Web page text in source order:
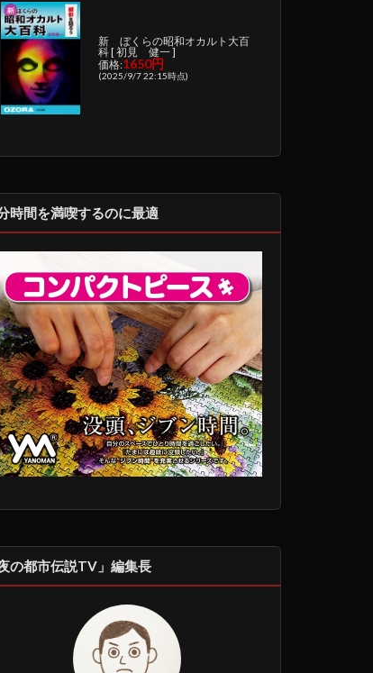
新 ぼくらの昭和オカルト大百
科 [ 初見 健一 ]
価格:1650円
(2025/9/7 22:15時点)
時間を満喫するのに最適
夜の都市伝説TV」編集長